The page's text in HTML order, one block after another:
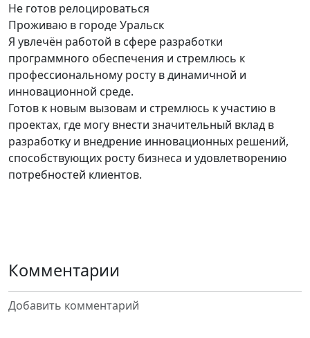
Не готов релоцироваться
Проживаю в городе Уральск
Я увлечён работой в сфере разработки
программного обеспечения и стремлюсь к
профессиональному росту в динамичной и
инновационной среде.
Готов к новым вызовам и стремлюсь к участию в
проектах, где могу внести значительный вклад в
разработку и внедрение инновационных решений,
способствующих росту бизнеса и удовлетворению
потребностей клиентов.
Комментарии
Добавить комментарий